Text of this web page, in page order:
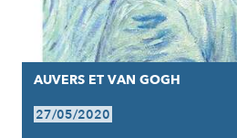
AUVERS ET VAN GOGH
27/05/2020